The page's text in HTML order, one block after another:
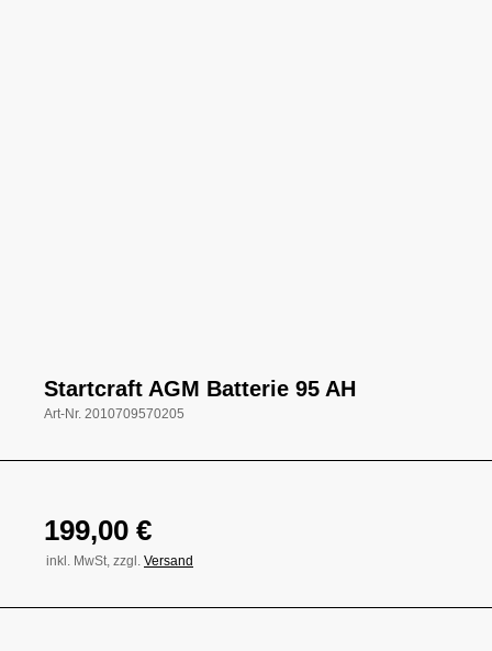
Startcraft AGM Batterie 95 AH
Art-Nr. 2010709570205
199,00 €
inkl. MwSt, zzgl. Versand